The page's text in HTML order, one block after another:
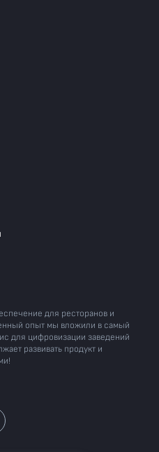
для ресторанов и
опыт мы вложили в самый
для цифровизации заведений
развивать продукт и